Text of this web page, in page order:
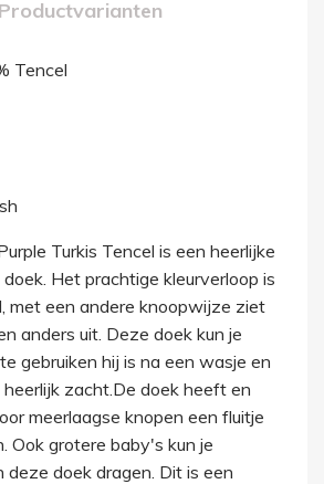
Productvarianten
Tencel
Turkis Tencel is een heerlijke
Het prachtige kleurverloop is
met een andere knoopwijze ziet
anders uit. Deze doek kun je
gebruiken hij is na een wasje en
zacht.De doek heeft en
meerlaagse knopen een fluitje
Ook grotere baby's kun je
deze doek dragen. Dit is een